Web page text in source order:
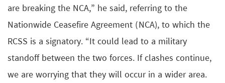
are breaking the NCA,” he said, referring to the
Nationwide Ceasefire Agreement (NCA), to which the
RCSS is a signatory. “It could lead to a military
standoff between the two forces. If clashes continue,
we are worrying that they will occur in a wider area.